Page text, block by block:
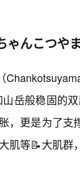
ゃんこつや
岳般稳固的
，更是为了
肌等📝大肌